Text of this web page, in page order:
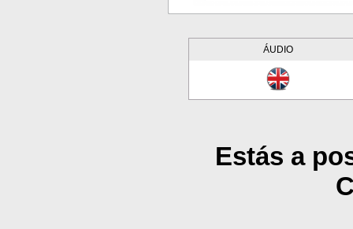
ÁUDIO
Estás a